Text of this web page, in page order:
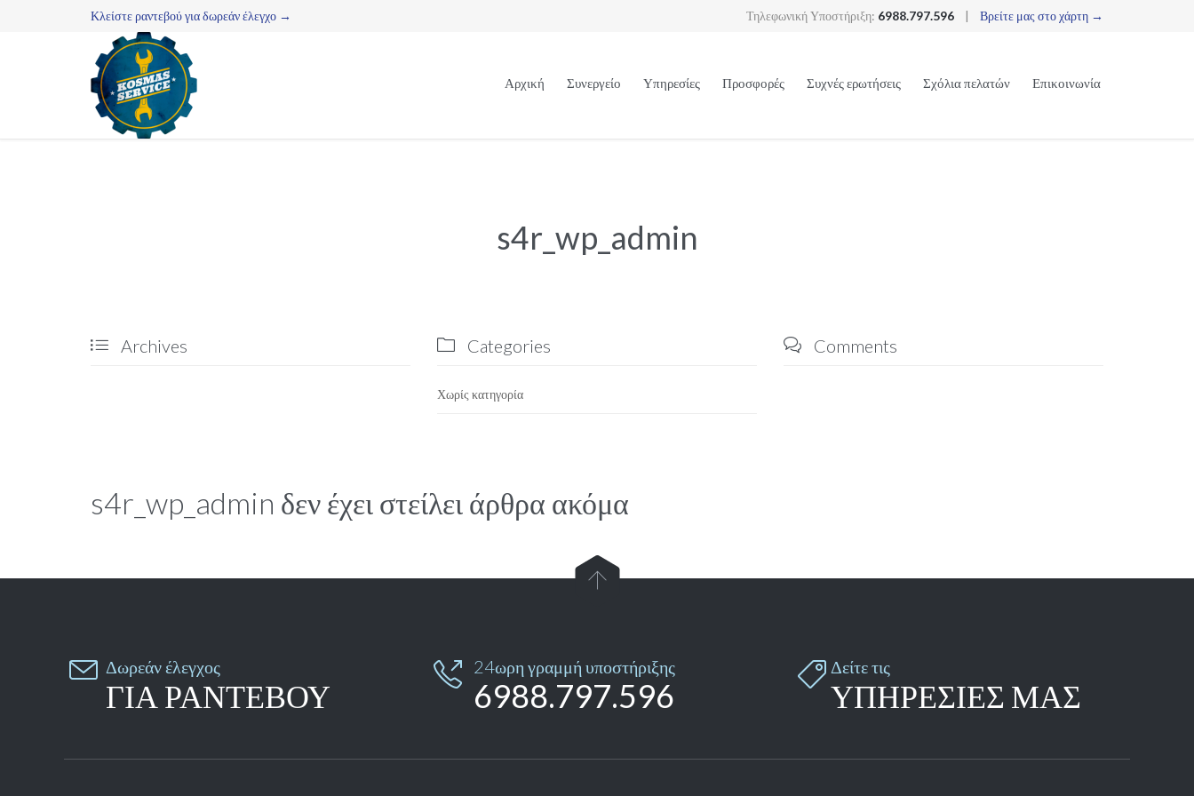
Κλείστε ραντεβού για δωρεάν έλεγχο → Τηλεφωνική Υποστήριξη: 6988.797.596 | Βρείτε μας στο χάρτη →
Αρχική Συνεργείο Υπηρεσίες Προσφορές Συχνές ερωτήσεις Σχόλια πελατών Επικοινωνία
s4r_wp_admin
 Archives  Categories
Χωρίς κατηγορία
 Comments
s4r_wp_admin δεν έχει στείλει άρθρα ακόμα

 Δωρεάν έλεγχος
ΓΙΑ ΡΑΝΤΕΒΟΥ
 24ωρη γραμμή υποστήριξης
6988.797.596
 Δείτε τις
ΥΠΗΡΕΣΙΕΣ ΜΑΣ